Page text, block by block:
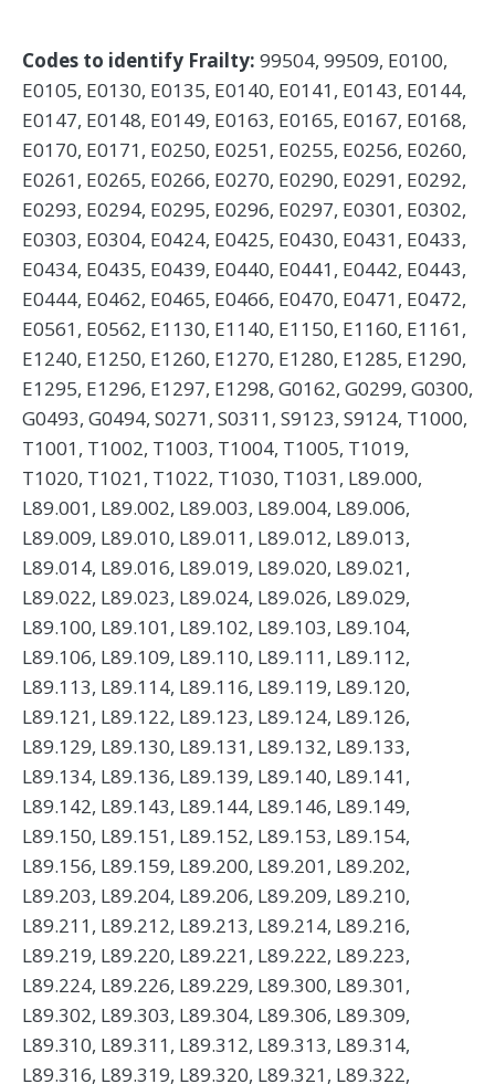
Codes to identify Frailty: 99504, 99509, E0100,
E0105, E0130, E0135, E0140, E0141, E0143, E0144,
E0147, E0148, E0149, E0163, E0165, E0167, E0168,
E0170, E0171, E0250, E0251, E0255, E0256, E0260,
E0261, E0265, E0266, E0270, E0290, E0291, E0292,
E0293, E0294, E0295, E0296, E0297, E0301, E0302,
E0303, E0304, E0424, E0425, E0430, E0431, E0433,
E0434, E0435, E0439, E0440, E0441, E0442, E0443,
E0444, E0462, E0465, E0466, E0470, E0471, E0472,
E0561, E0562, E1130, E1140, E1150, E1160, E1161,
E1240, E1250, E1260, E1270, E1280, E1285, E1290,
E1295, E1296, E1297, E1298, G0162, G0299, G0300,
G0493, G0494, S0271, S0311, S9123, S9124, T1000,
T1001, T1002, T1003, T1004, T1005, T1019,
T1020, T1021, T1022, T1030, T1031, L89.000,
L89.001, L89.002, L89.003, L89.004, L89.006,
L89.009, L89.010, L89.011, L89.012, L89.013,
L89.014, L89.016, L89.019, L89.020, L89.021,
L89.022, L89.023, L89.024, L89.026, L89.029,
L89.100, L89.101, L89.102, L89.103, L89.104,
L89.106, L89.109, L89.110, L89.111, L89.112,
L89.113, L89.114, L89.116, L89.119, L89.120,
L89.121, L89.122, L89.123, L89.124, L89.126,
L89.129, L89.130, L89.131, L89.132, L89.133,
L89.134, L89.136, L89.139, L89.140, L89.141,
L89.142, L89.143, L89.144, L89.146, L89.149,
L89.150, L89.151, L89.152, L89.153, L89.154,
L89.156, L89.159, L89.200, L89.201, L89.202,
L89.203, L89.204, L89.206, L89.209, L89.210,
L89.211, L89.212, L89.213, L89.214, L89.216,
L89.219, L89.220, L89.221, L89.222, L89.223,
L89.224, L89.226, L89.229, L89.300, L89.301,
L89.302, L89.303, L89.304, L89.306, L89.309,
L89.310, L89.311, L89.312, L89.313, L89.314,
L89.316, L89.319, L89.320, L89.321, L89.322,